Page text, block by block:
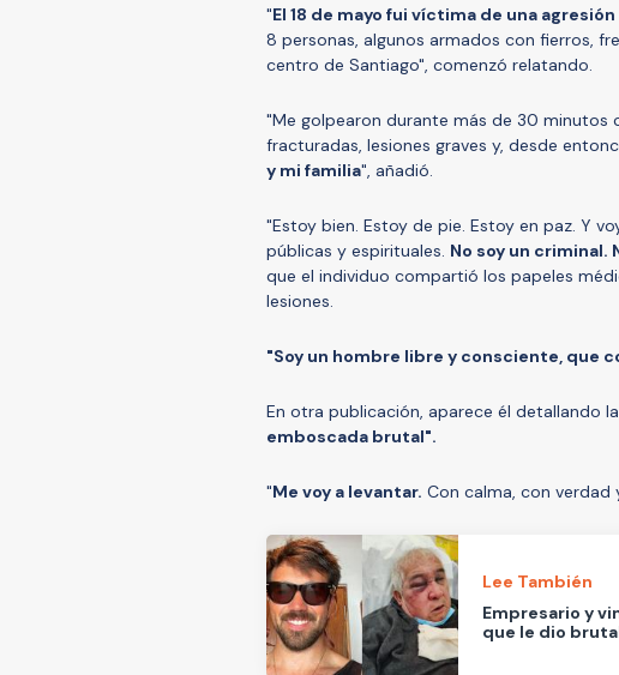
"El 18 de mayo fui víctima de una
8 personas, algunos armados con fierros,
centro de Santiago", comenzó relatando.
"Me golpearon durante más de 30 minutos
fracturadas, lesiones graves y, desde
y mi familia", añadió.
"Estoy bien. Estoy de pie. Estoy en paz. Y
públicas y espirituales. No soy un criminal.
que el individuo compartió los papeles
lesiones.
"Soy un hombre libre y consciente, que
En otra publicación, aparece él detallando
emboscada brutal".
"Me voy a levantar. Con calma, con
Lee También
Empresario y
que le dio